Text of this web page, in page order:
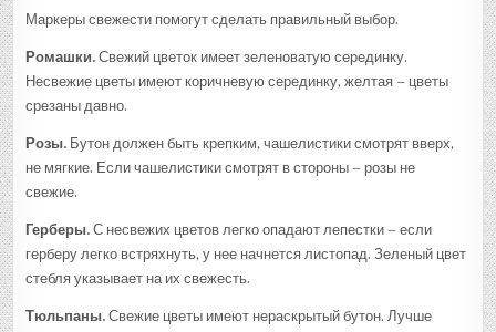
Маркеры свежести помогут сделать правильный выбор.
Ромашки. Свежий цветок имеет зеленоватую серединку.
Несвежие цветы имеют коричневую серединку, желтая – цветы
срезаны давно.
Розы. Бутон должен быть крепким, чашелистики смотрят вверх,
не мягкие. Если чашелистики смотрят в стороны – розы не
свежие.
Герберы. С несвежих цветов легко опадают лепестки – если
герберу легко встряхнуть, у нее начнется листопад. Зеленый цвет
стебля указывает на их свежесть.
Тюльпаны. Свежие цветы имеют нераскрытый бутон. Лучше